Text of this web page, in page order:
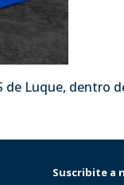
de Luque, dentro
Suscribite a